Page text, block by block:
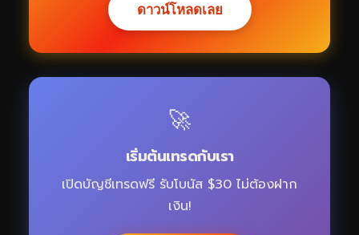
ดาวน์โหลดเลย
🚀
เริ่มต้นเทรดกับเรา
เปิดบัญชีเทรดฟรี รับโบนัส $30 ไม่ต้องฝาก
เงิน!